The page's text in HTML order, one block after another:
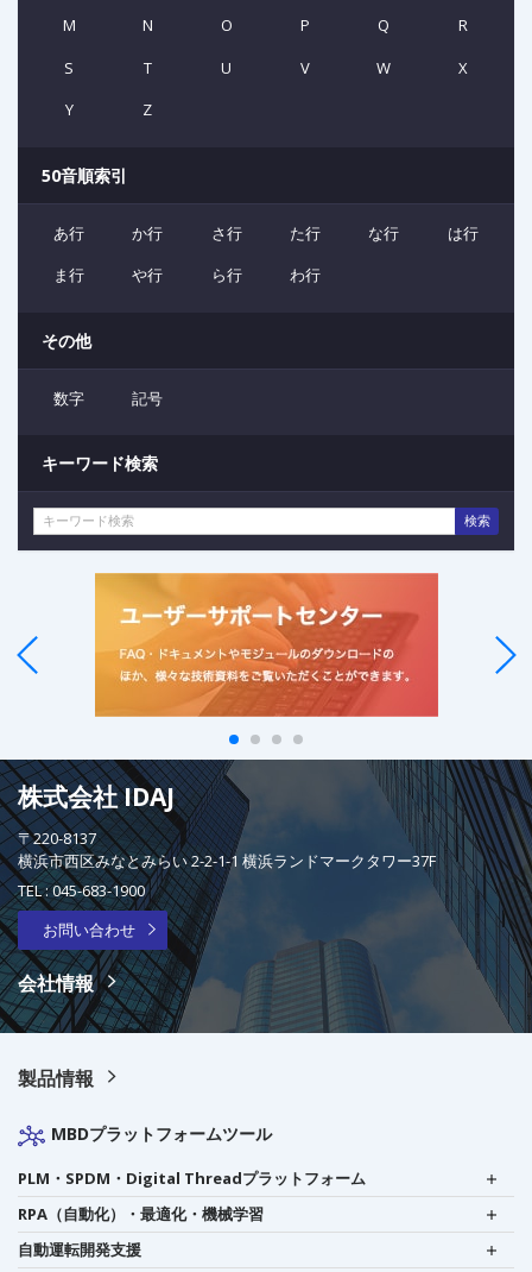
M
N O P Q
R
S
T U V W
X
Y
Z
50音順索引
あ行 か行 さ行 た行 な行
は行
ま行
や行 ら行 わ行
その他
数字 記号
キーワード検索
検索
株式会社 IDAJ
〒220-8137
横浜市西区みなとみらい 2-2-1-1 横浜ランドマークタワー37F
TEL :045-683-1900
お問い合わせ
会社情報
製品情報
MBDプラットフォームツール
PLM・SPDM・Digital Threadプラットフォーム
RPA（自動化）・最適化・機械学習
自動運転開発支援